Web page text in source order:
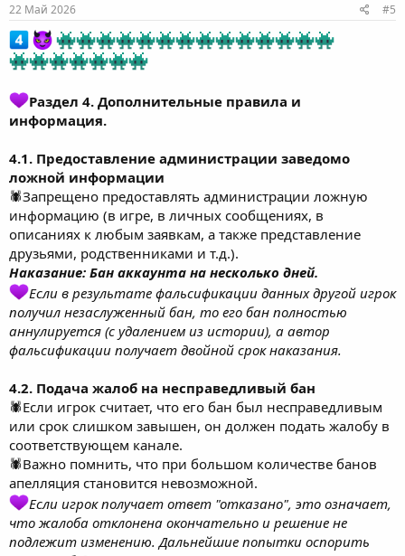
22 Май 2026 #5
Раздел 4. Дополнительные правила и
информация.
4.1. Предоставление администрации заведомо
ложной информации
🕷Запрещено предоставлять администрации ложную
информацию (в игре, в личных сообщениях, в
описаниях к любым заявкам, а также представление
друзьями, родственниками и т.д.).
Наказание: Бан аккаунта на несколько дней.
Если в результате фальсификации данных другой игрок
получил незаслуженный бан, то его бан полностью
аннулируется (с удалением из истории), а автор
фальсификации получает двойной срок наказания.
4.2. Подача жалоб на несправедливый бан
🕷Если игрок считает, что его бан был несправедливым
или срок слишком завышен, он должен подать жалобу в
соответствующем канале.
🕷Важно помнить, что при большом количестве банов
апелляция становится невозможной.
Если игрок получает ответ "отказано", это означает,
что жалоба отклонена окончательно и решение не
подлежит изменению. Дальнейшие попытки оспорить